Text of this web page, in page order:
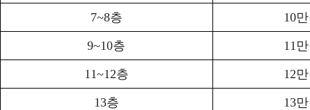
7~8층 10
9~10층 11
11~12층 12
13층 13